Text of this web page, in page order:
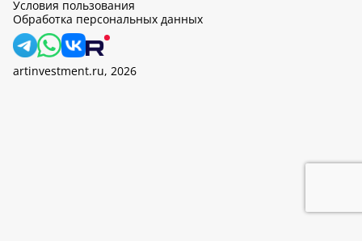
Условия пользования
Обработка персональных данных
artinvestment.ru, 2026